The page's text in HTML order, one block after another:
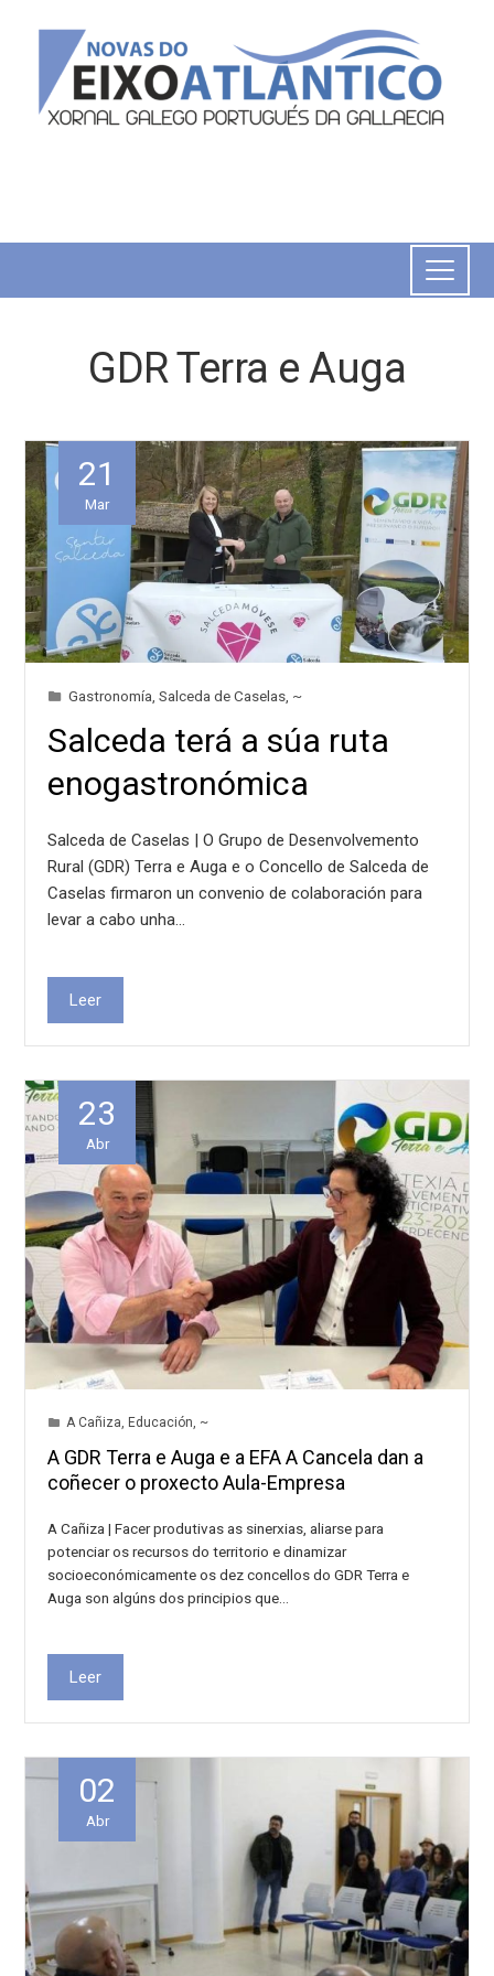
GDR Terra e Auga
21
Mar
Gastronomía ,Salceda de Caselas ~
Salceda terá a súa ruta
enogastronómica
Salceda de Caselas | O Grupo de Desenvolvemento
Rural (GDR) Terra e Auga e o Concello de Salceda de
Caselas firmaron un convenio de colaboración para
levar a cabo unha…
Leer
23
Abr
A Cañiza, Educación, ~
A GDR Terra e Auga e a EFA A Cancela dan a
coñecer o proxecto Aula-Empresa
A Cañiza | Facer produtivas as sinerxias, aliarse para
potenciar os recursos do territorio e dinamizar
socioeconómicamente os dez concellos do GDR Terra e
Auga son algúns dos principios que…
Leer
02
Abr